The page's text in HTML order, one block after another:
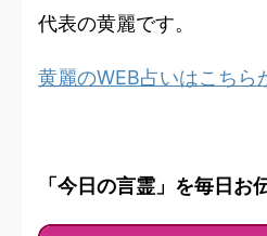
代表の黄麗です。
黄麗のWEB占いはこちら
「今日の言霊」を毎日お